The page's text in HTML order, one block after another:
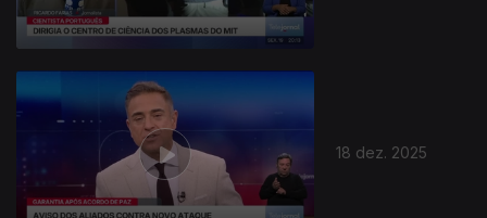
18 dez. 2025